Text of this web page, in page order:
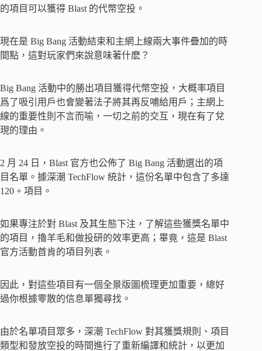
的項目可以獲得 Blast 的代幣空投。
現在是 Big Bang 活動結束和主網上線兩大事件疊加的時
間點，這對玩家們來說意味著什麽？
Big Bang 活動中的勝出項目獲得代幣空投，大概率項目
爲了吸引用戶也會變著法子將其再反哺給用戶；主網上
線的重要性則不言而喻，一切之前的交互，現在有了兌
現的理由。
2 月 24 日，Blast 官方也公佈了 Big Bang 活動選出的項
目名單。據深潮 TechFlow 統計，這份名單中包含了多達
120 + 項目。
如果專注於對 Blast 及其生態下注，了解這些獲獎名單中
的項目，擼羊毛和做投研的效率更高；畢竟，這是 Blast
官方活動首肯的項目列表。
因此，對這些項目有一個全景版圖梳理更加重要，總好
過你根據零散的信息單獨尋找。
由於名單項目眾多，深潮 TechFlow 對其獲獎規則、項目
類型和發放空投的時間進行了重新編譯和統計，以更加